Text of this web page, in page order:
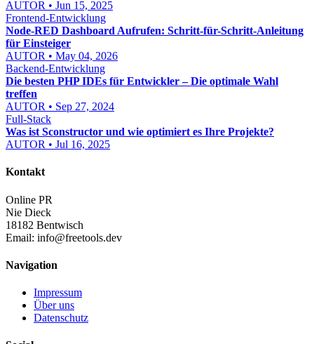
AUTOR • Jun 15, 2025
Frontend-Entwicklung
Node-RED Dashboard Aufrufen: Schritt-für-Schritt-Anleitung
für Einsteiger
AUTOR • May 04, 2026
Backend-Entwicklung
Die besten PHP IDEs für Entwickler – Die optimale Wahl
treffen
AUTOR • Sep 27, 2024
Full-Stack
Was ist Sconstructor und wie optimiert es Ihre Projekte?
AUTOR • Jul 16, 2025
Kontakt
Online PR
Nie Dieck
18182 Bentwisch
Email: info@freetools.dev
Navigation
Impressum
Über uns
Datenschutz